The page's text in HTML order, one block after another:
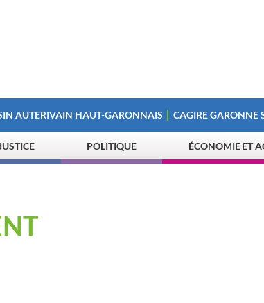
AUTERIVAIN HAUT-GARONNAIS CAGIRE GARONNE
POLITIQUE ÉCONOMIE ET